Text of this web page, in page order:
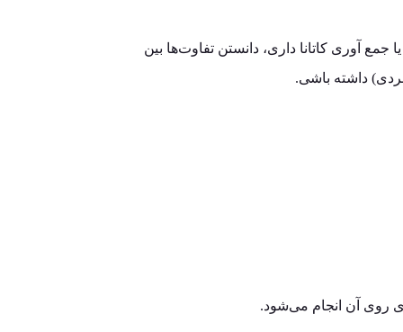
آوری کاتانا داری، دانستن تفاوت‌ها بین
داشته باشی.
روی آن انجام می‌شود.